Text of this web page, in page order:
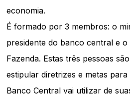
economia.
É formado por 3 membros: o
presidente do banco central e
Fazenda. Estas três pessoas
estipular diretrizes e metas
Banco Central vai utilizar de